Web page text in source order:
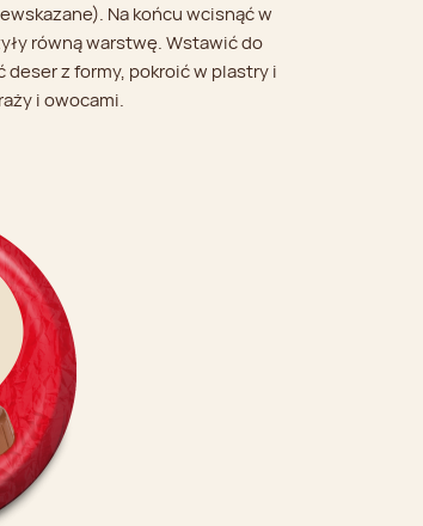
Na końcu wcisnąć w
równą warstwę. Wstawić do
deser z formy, pokroić w plastry i
i owocami.